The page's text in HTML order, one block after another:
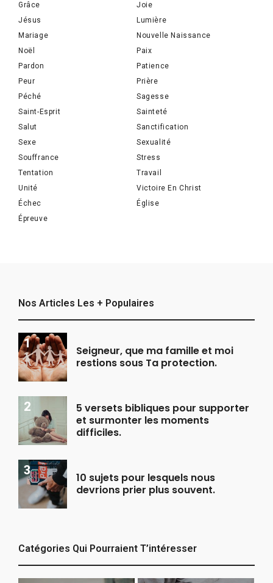
Grâce
Joie
Jésus
Lumière
Mariage
Nouvelle Naissance
Noël
Paix
Pardon
Patience
Peur
Prière
Péché
Sagesse
Saint-Esprit
Sainteté
Salut
Sanctification
Sexe
Sexualité
Souffrance
Stress
Tentation
Travail
Unité
Victoire En Christ
Échec
Église
Épreuve
Nos Articles Les + Populaires
Seigneur, que ma famille et moi
restions sous Ta protection.
5 versets bibliques pour supporter
et surmonter les moments
difficiles.
10 sujets pour lesquels nous
devrions prier plus souvent.
Catégories Qui Pourraient T’intéresser